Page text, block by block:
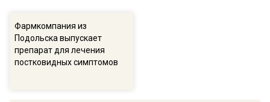
Фармкомпания из
Подольска выпускает
препарат для лечения
постковидных симптомов